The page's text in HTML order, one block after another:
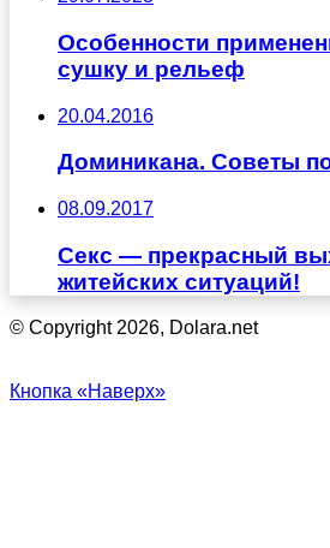
Особенности
сушку и рельеф
20.04.2016
Доминикана. Советы
08.09.2017
Секс — прекрасный
житейских ситуаций!
© Copyright 2026, Dolara.net
Кнопка «Наверх»